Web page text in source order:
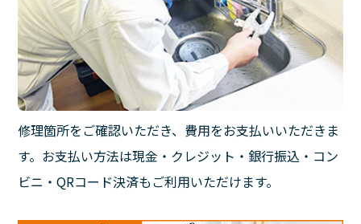
修理箇所をご確認いただき、費用をお支払いいただきま
す。お支払い方法は現金・クレジット・銀行振込・コン
ビニ・QRコード決済もご利用いただけます。